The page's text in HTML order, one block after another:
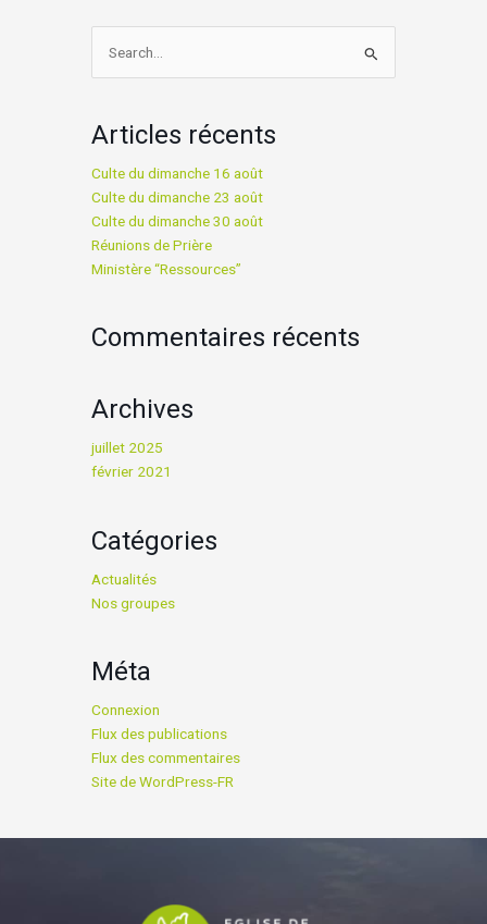
Rechercher :
Articles récents
Culte du dimanche 16 août
Culte du dimanche 23 août
Culte du dimanche 30 août
Réunions de Prière
Ministère “Ressources”
Commentaires récents
Archives
juillet 2025
février 2021
Catégories
Actualités
Nos groupes
Méta
Connexion
Flux des publications
Flux des commentaires
Site de WordPress-FR